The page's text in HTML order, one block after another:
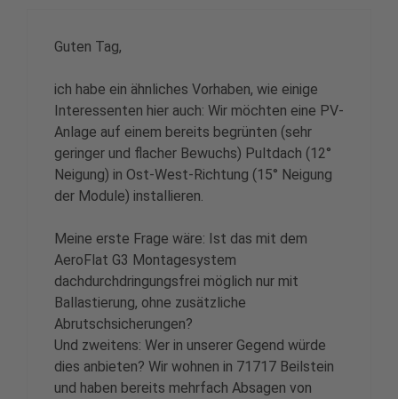
Guten Tag,
ich habe ein ähnliches Vorhaben, wie einige
Interessenten hier auch: Wir möchten eine PV-
Anlage auf einem bereits begrünten (sehr
geringer und flacher Bewuchs) Pultdach (12°
Neigung) in Ost-West-Richtung (15° Neigung
der Module) installieren.
Meine erste Frage wäre: Ist das mit dem
AeroFlat G3 Montagesystem
dachdurchdringungsfrei möglich nur mit
Ballastierung, ohne zusätzliche
Abrutschsicherungen?
Und zweitens: Wer in unserer Gegend würde
dies anbieten? Wir wohnen in 71717 Beilstein
und haben bereits mehrfach Absagen von